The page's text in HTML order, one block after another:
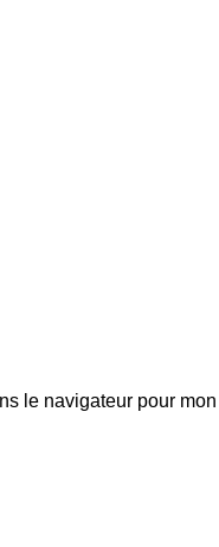
le navigateur pour